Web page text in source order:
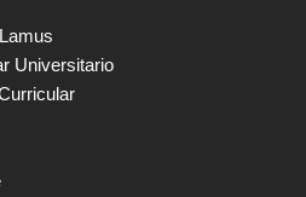
Universitario